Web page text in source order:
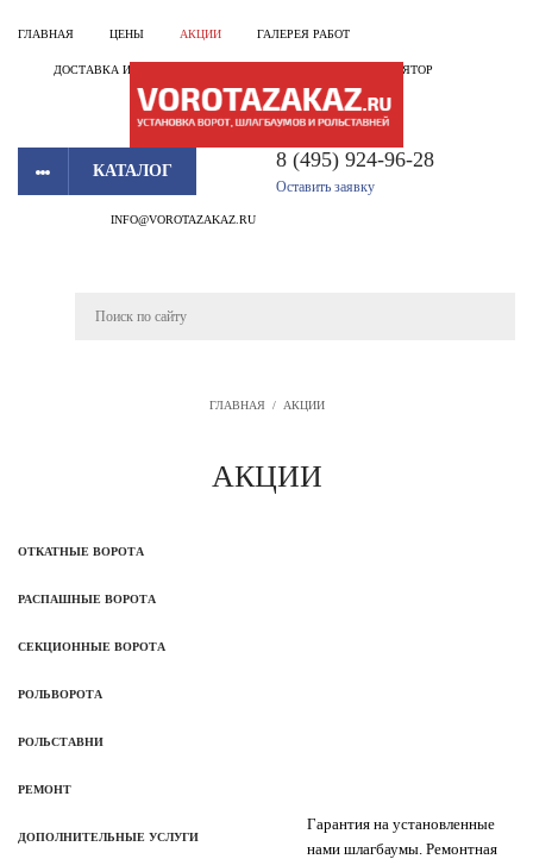
ГЛАВНАЯ ЦЕНЫ АКЦИИ ГАЛЕРЕЯ РАБОТ
ДОСТАВКА И УСТАНОВКА КАЛЬКУЛЯТОР
КАТАЛОГ 8 (495) 924-96-28
Оставить заявку
INFO@VOROTAZAKAZ.RU
ГЛАВНАЯ / АКЦИИ
АКЦИИ
ОТКАТНЫЕ ВОРОТА
РАСПАШНЫЕ ВОРОТА
СЕКЦИОННЫЕ ВОРОТА
РОЛЬВОРОТА
РОЛЬСТАВНИ
РЕМОНТ
ДОПОЛНИТЕЛЬНЫЕ УСЛУГИ
Гарантия на установленные
нами шлагбаумы. Ремонтная